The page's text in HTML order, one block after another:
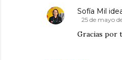
Sofía Mil
25 de mayo
Gracias por